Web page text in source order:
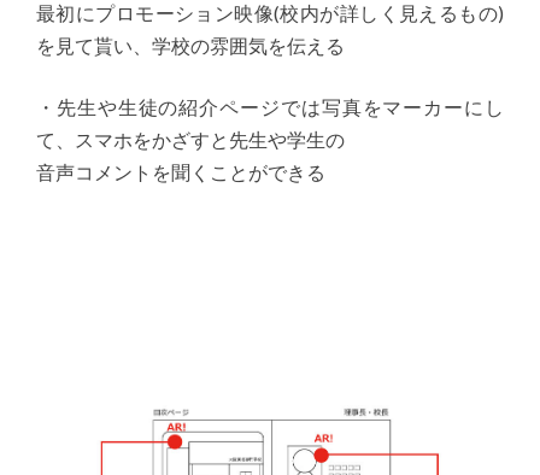
最初にプロモーション映像(校内が詳しく見えるもの)
を見て貰い、学校の雰囲気を伝える
・先生や生徒の紹介ページでは写真をマーカーにし
て、スマホをかざすと先生や学生の
音声コメントを聞くことができる